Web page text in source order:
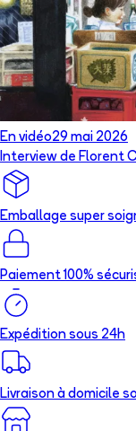
En vidéo29 mai 2026
Interview de Florent
Emballage super
Paiement 100%
Expédition sous 24h
Livraison à domicile